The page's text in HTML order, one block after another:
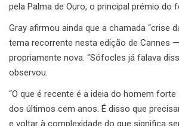
pela Palma de Ouro, o principal prémio do
Gray afirmou ainda que a chamada “crise
tema recorrente nesta edição de Cannes
propriamente nova. “Sófocles já falava
observou.
“O que é recente é a ideia do homem
dos últimos cem anos. É disso que
e voltar à complexidade do que significa